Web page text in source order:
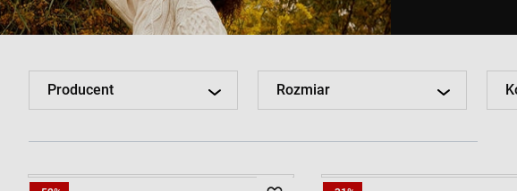
Producent Rozmiar